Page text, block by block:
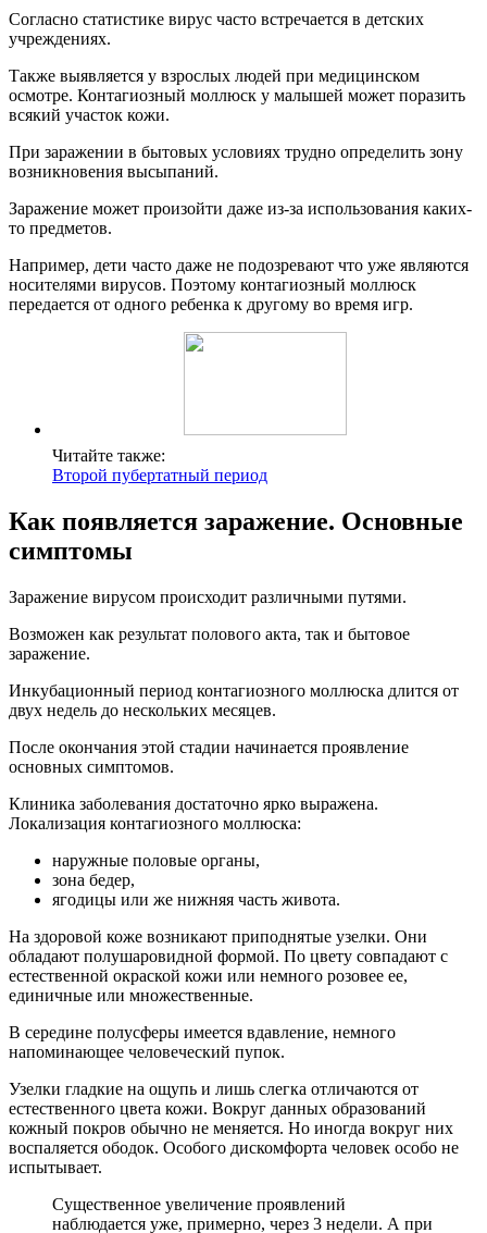
Согласно статистике вирус часто встречается в детских
учреждениях.
Также выявляется у взрослых людей при медицинском
осмотре. Контагиозный моллюск у малышей может поразить
всякий участок кожи.
При заражении в бытовых условиях трудно определить зону
возникновения высыпаний.
Заражение может произойти даже из-за использования каких-
то предметов.
Например, дети часто даже не подозревают что уже являются
носителями вирусов. Поэтому контагиозный моллюск
передается от одного ребенка к другому во время игр.
Читайте также:
Второй пубертатный период
Как появляется заражение. Основные
симптомы
Заражение вирусом происходит различными путями.
Возможен как результат полового акта, так и бытовое
заражение.
Инкубационный период контагиозного моллюска длится от
двух недель до нескольких месяцев.
После окончания этой стадии начинается проявление
основных симптомов.
Клиника заболевания достаточно ярко выражена.
Локализация контагиозного моллюска:
наружные половые органы,
зона бедер,
ягодицы или же нижняя часть живота.
На здоровой коже возникают приподнятые узелки. Они
обладают полушаровидной формой. По цвету совпадают с
естественной окраской кожи или немного розовее ее,
единичные или множественные.
В середине полусферы имеется вдавление, немного
напоминающее человеческий пупок.
Узелки гладкие на ощупь и лишь слегка отличаются от
естественного цвета кожи. Вокруг данных образований
кожный покров обычно не меняется. Но иногда вокруг них
воспаляется ободок. Особого дискомфорта человек особо не
испытывает.
Существенное увеличение проявлений
наблюдается уже, примерно, через 3 недели. А при